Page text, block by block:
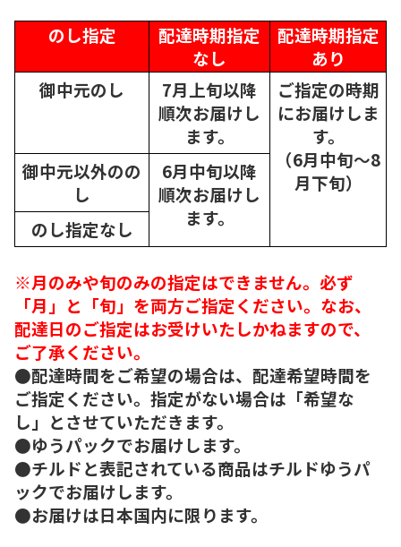
のし指定
配達時期指定
なし
配達時期指定
あり
御中元のし
7月上旬以降
順次お届けし
ます。
ご指定の時期
にお届けしま
す。
（6月中旬～8
月下旬）
御中元以外のの
し
6月中旬以降
順次お届けし
ます。
のし指定なし
※月のみや旬のみの指定はできません。必ず
「月」と「旬」を両方ご指定ください。なお、
配達日のご指定はお受けいたしかねますので、
ご了承ください。
●配達時間をご希望の場合は、配達希望時間を
ご指定ください。指定がない場合は「希望な
し」とさせていただきます。
●ゆうパックでお届けします。
●チルドと表記されている商品はチルドゆうパ
ックでお届けします。
●お届けは日本国内に限ります。